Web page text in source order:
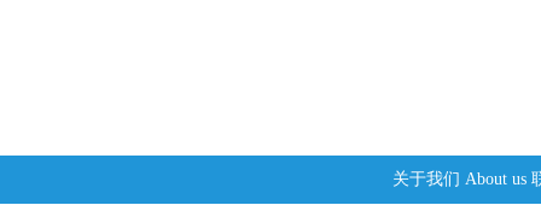
关于我们 About us